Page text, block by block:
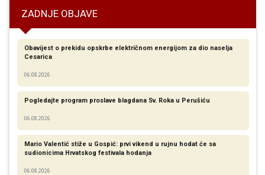
ZADNJE OBJAVE
Obavijest o prekidu opskrbe električnom energijom za dio naselja
Cesarica
06.08.2026
Pogledajte program proslave blagdana Sv. Roka u Perušiću
06.08.2026
Mario Valentić stiže u Gospić: prvi vikend u rujnu hodat će sa
sudionicima Hrvatskog festivala hodanja
06.08.2026